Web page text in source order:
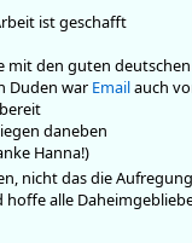
ist geschafft
mit den guten deutschen
Duden war Emailauch
daneben
Hanna!)
nicht das die
alle